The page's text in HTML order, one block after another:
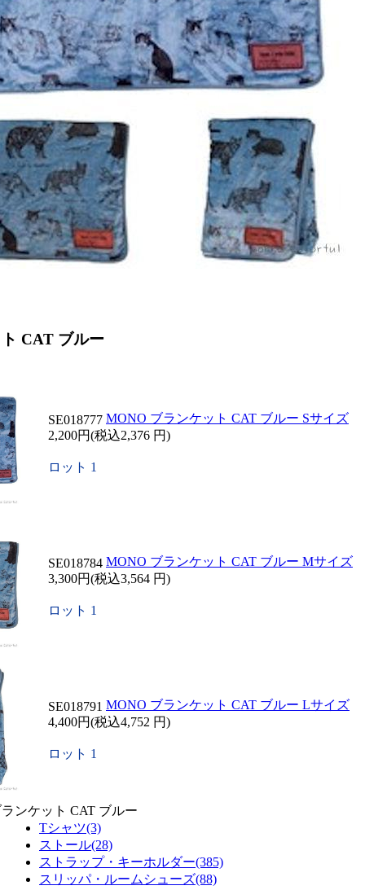
CAT ブルー
SE018777 MONO ブランケット CAT ブルー Sサイズ
2,200円(税込2,376 円)
ロット 1
SE018784 MONO ブランケット CAT ブルー Mサイズ
3,300円(税込3,564 円)
ロット 1
SE018791 MONO ブランケット CAT ブルー Lサイズ
4,400円(税込4,752 円)
ロット 1
ンケット CAT ブルー
Tシャツ(3)
ストール(28)
ストラップ・キーホルダー(385)
スリッパ・ルームシューズ(88)